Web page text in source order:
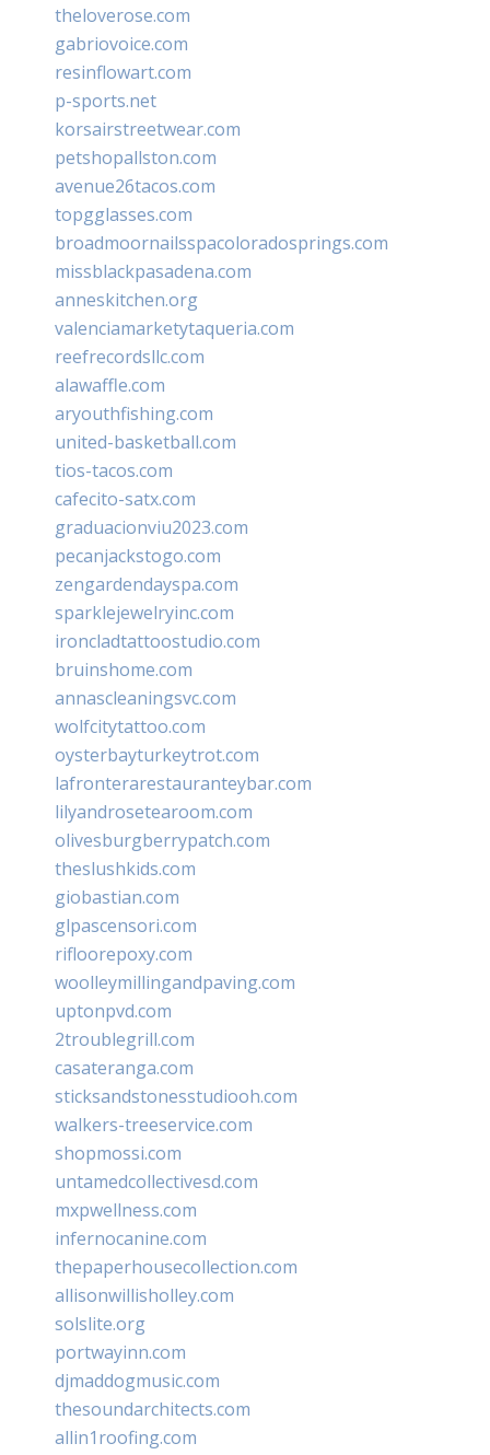
theloverose.com
gabriovoice.com
resinflowart.com
p-sports.net
korsairstreetwear.com
petshopallston.com
avenue26tacos.com
topgglasses.com
broadmoornailsspacoloradosprings.com
missblackpasadena.com
anneskitchen.org
valenciamarketytaqueria.com
reefrecordsllc.com
alawaffle.com
aryouthfishing.com
united-basketball.com
tios-tacos.com
cafecito-satx.com
graduacionviu2023.com
pecanjackstogo.com
zengardendayspa.com
sparklejewelryinc.com
ironcladtattoostudio.com
bruinshome.com
annascleaningsvc.com
wolfcitytattoo.com
oysterbayturkeytrot.com
lafronterarestauranteybar.com
lilyandrosetearoom.com
olivesburgberrypatch.com
theslushkids.com
giobastian.com
glpascensori.com
rifloorepoxy.com
woolleymillingandpaving.com
uptonpvd.com
2troublegrill.com
casateranga.com
sticksandstonesstudiooh.com
walkers-treeservice.com
shopmossi.com
untamedcollectivesd.com
mxpwellness.com
infernocanine.com
thepaperhousecollection.com
allisonwillisholley.com
solslite.org
portwayinn.com
djmaddogmusic.com
thesoundarchitects.com
allin1roofing.com